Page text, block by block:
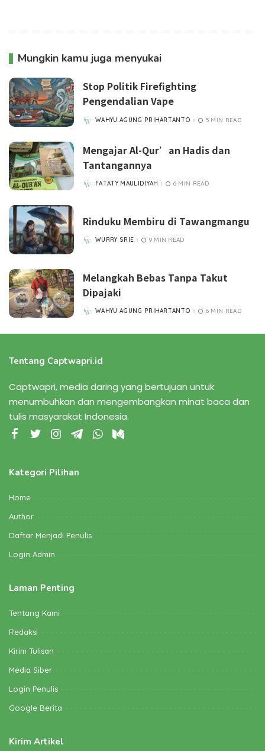
Mungkin kamu juga menyukai
Stop Politik Firefighting
Pengendalian Vape
POSTED
WAHYU AGUNG PRIHARTANTO 5 MIN READ
Mengajar Al-Qur’an Hadis dan
Tantangannya
POSTEDFATATY MAULIDIYAH 6 MIN READ
Rinduku Membiru di Tawangmangu
POSTED
WURRY SRIE 9 MIN READ
Melangkah Bebas Tanpa Takut
Dipajaki
POSTED
WAHYU AGUNG PRIHARTANTO 6 MIN READ
Tentang Captwapri.id
Captwapri, media daring yang bertujuan untuk
menumbuhkan dan mengembangkan minat baca dan
tulis masyarakat Indonesia.
Kategori Pilihan
Home
Author
Daftar Menjadi Penulis
Login Admin
Laman Penting
Tentang Kami
Redaksi
Kirim Tulisan
Media Siber
Login Penulis
Google Berita
Kirim Artikel